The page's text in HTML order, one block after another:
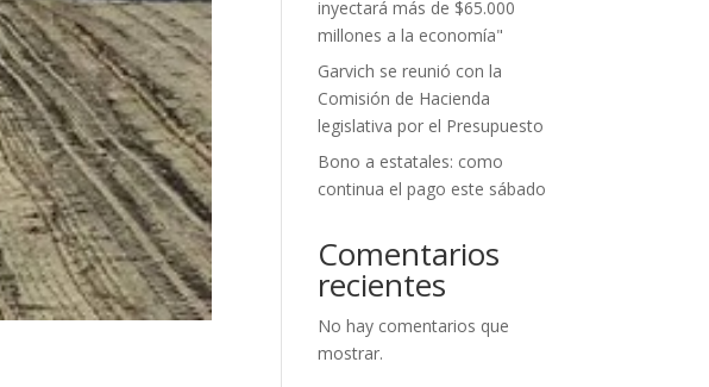
inyectará más de $65.000
millones a la economía"
Garvich se reunió con la
Comisión de Hacienda
legislativa por el Presupuesto
Bono a estatales: como
continua el pago este sábado
Comentarios
recientes
No hay comentarios que
mostrar.